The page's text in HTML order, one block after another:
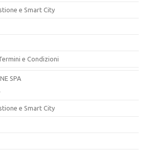
e Smart City
e Condizioni
SPA
e Smart City